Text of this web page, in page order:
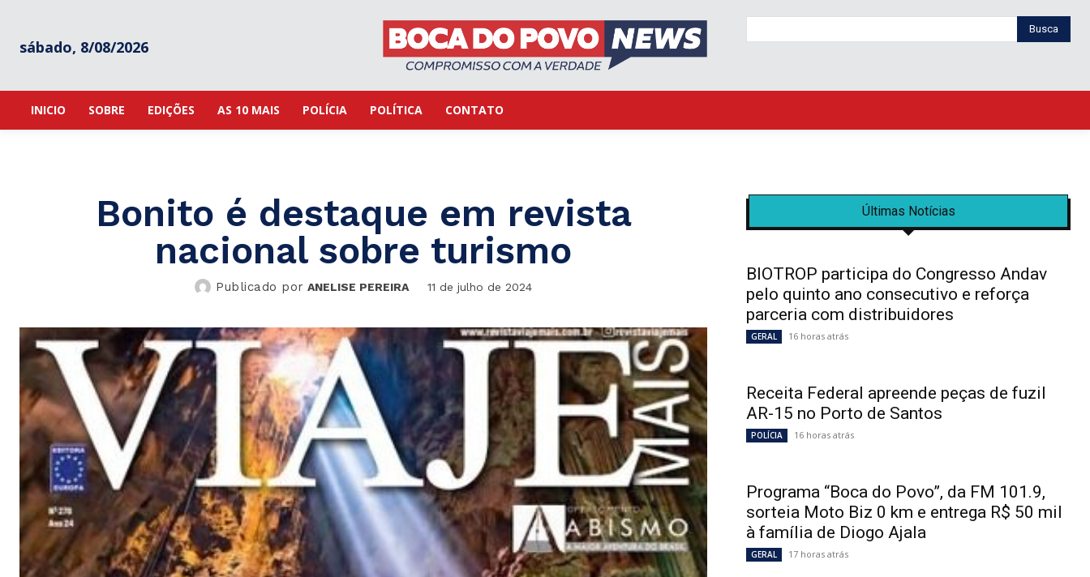
sábado, 8/08/2026
Busca
INICIO SOBRE EDIÇÕES AS 10 MAIS POLÍCIA POLÍTICA CONTATO
Bonito é destaque em revista
nacional sobre turismo
Publicado por ANELISE PEREIRA 11 de julho de 2024
Últimas Notícias
BIOTROP participa do Congresso Andav
pelo quinto ano consecutivo e reforça
parceria com distribuidores
GERAL 16 horas atrás
Receita Federal apreende peças de fuzil
AR-15 no Porto de Santos
POLÍCIA 16 horas atrás
Programa “Boca do Povo”, da FM 101.9,
sorteia Moto Biz 0 km e entrega R$ 50 mil
à família de Diogo Ajala
GERAL 17 horas atrás